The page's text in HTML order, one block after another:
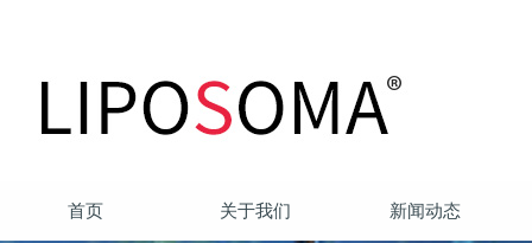
首页 关于我们 新闻动态